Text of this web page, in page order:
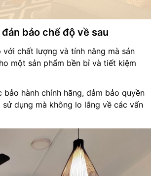
bảo chế độ về sau
chất lượng và tính năng mà sản
một sản phẩm bền bỉ và tiết kiệm
hành chính hãng, đảm bảo quyền
dụng mà không lo lắng về các vấn